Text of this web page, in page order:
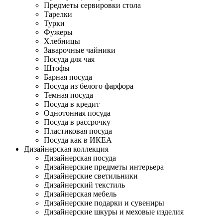
Предметы сервировки стола
Тарелки
Турки
Фужеры
Хлебницы
Заварочные чайники
Посуда для чая
Штофы
Барная посуда
Посуда из белого фарфора
Темная посуда
Посуда в кредит
Однотонная посуда
Посуда в рассрочку
Пластиковая посуда
Посуда как в ИКЕА
Дизайнерская коллекция
Дизайнерская посуда
Дизайнерские предметы интерьера
Дизайнерские светильники
Дизайнерский текстиль
Дизайнерская мебель
Дизайнерские подарки и сувениры
Дизайнерские шкуры и меховые изделия